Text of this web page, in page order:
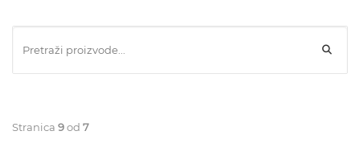
Stranica 9od 7